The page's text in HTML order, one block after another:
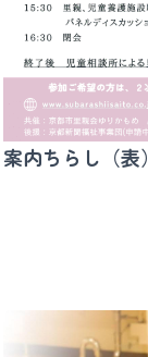
案内ちらし（表）